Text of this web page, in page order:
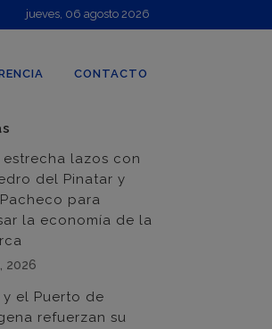
jueves, 06 agosto 2026
CONTACTO
estrecha lazos con
del Pinatar y
para
la economía de la
2026
y el Puerto de
refuerzan su